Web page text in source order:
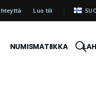
Luo tili KIELI
NUMISMATIIKKA